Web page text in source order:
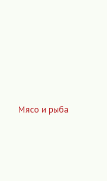
Мясо и рыба